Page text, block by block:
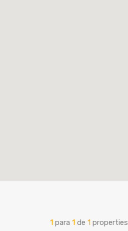
1 para 1 de 1 properties